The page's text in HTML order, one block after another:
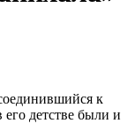
к
детстве были и